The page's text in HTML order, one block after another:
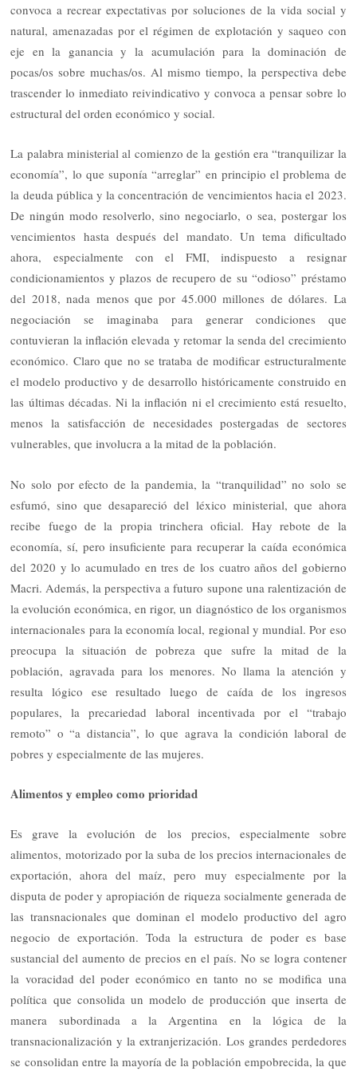
convoca a recrear expectativas por soluciones de la vida social y
natural, amenazadas por el régimen de explotación y saqueo con
eje en la ganancia y la acumulación para la dominación de
pocas/os sobre muchas/os. Al mismo tiempo, la perspectiva debe
trascender lo inmediato reivindicativo y convoca a pensar sobre lo
estructural del orden económico y social.
La palabra ministerial al comienzo de la gestión era “tranquilizar la
economía”, lo que suponía “arreglar” en principio el problema de
la deuda pública y la concentración de vencimientos hacia el 2023.
De ningún modo resolverlo, sino negociarlo, o sea, postergar los
vencimientos hasta después del mandato. Un tema dificultado
ahora, especialmente con el FMI, indispuesto a resignar
condicionamientos y plazos de recupero de su “odioso” préstamo
del 2018, nada menos que por 45.000 millones de dólares. La
negociación se imaginaba para generar condiciones que
contuvieran la inflación elevada y retomar la senda del crecimiento
económico. Claro que no se trataba de modificar estructuralmente
el modelo productivo y de desarrollo históricamente construido en
las últimas décadas. Ni la inflación ni el crecimiento está resuelto,
menos la satisfacción de necesidades postergadas de sectores
vulnerables, que involucra a la mitad de la población.
No solo por efecto de la pandemia, la “tranquilidad” no solo se
esfumó, sino que desapareció del léxico ministerial, que ahora
recibe fuego de la propia trinchera oficial. Hay rebote de la
economía, sí, pero insuficiente para recuperar la caída económica
del 2020 y lo acumulado en tres de los cuatro años del gobierno
Macri. Además, la perspectiva a futuro supone una ralentización de
la evolución económica, en rigor, un diagnóstico de los organismos
internacionales para la economía local, regional y mundial. Por eso
preocupa la situación de pobreza que sufre la mitad de la
población, agravada para los menores. No llama la atención y
resulta lógico ese resultado luego de caída de los ingresos
populares, la precariedad laboral incentivada por el “trabajo
remoto” o “a distancia”, lo que agrava la condición laboral de
pobres y especialmente de las mujeres.
Alimentos y empleo como prioridad
Es grave la evolución de los precios, especialmente sobre
alimentos, motorizado por la suba de los precios internacionales de
exportación, ahora del maíz, pero muy especialmente por la
disputa de poder y apropiación de riqueza socialmente generada de
las transnacionales que dominan el modelo productivo del agro
negocio de exportación. Toda la estructura de poder es base
sustancial del aumento de precios en el país. No se logra contener
la voracidad del poder económico en tanto no se modifica una
política que consolida un modelo de producción que inserta de
manera subordinada a la Argentina en la lógica de la
transnacionalización y la extranjerización. Los grandes perdedores
se consolidan entre la mayoría de la población empobrecida, la que